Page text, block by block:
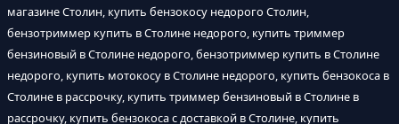
магазине Столин, купить бензокосу недорого Столин,
бензотриммер купить в Столине недорого, купить триммер
бензиновый в Столине недорого, бензотриммер купить в Столине
недорого, купить мотокосу в Столине недорого, купить бензокоса в
Столине в рассрочку, купить триммер бензиновый в Столине в
рассрочку, купить бензокоса с доставкой в Столине, купить